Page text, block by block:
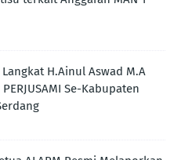
H.Ainul Aswad M.A
Se-Kabupaten